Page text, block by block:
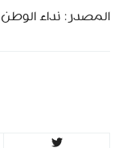
المصدر: نداء الوطن